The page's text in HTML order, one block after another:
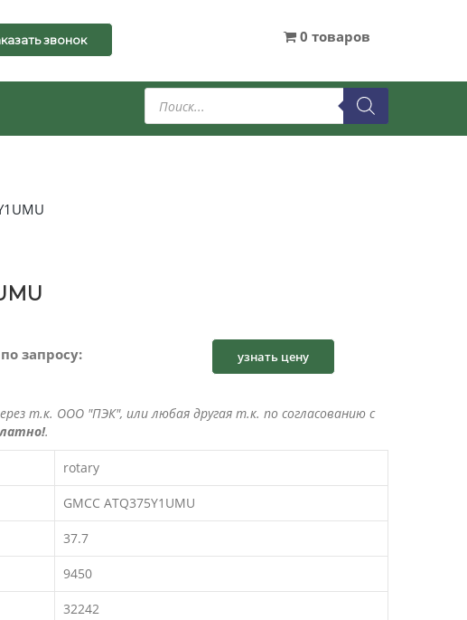
звонок 0 товаров
Поиск
товаров
запросу: узнать цену
т.к. ООО "ПЭК", или любая другая т.к. по согласованию с
.
rotary
GMCC ATQ375Y1UMU
37.7
9450
32242